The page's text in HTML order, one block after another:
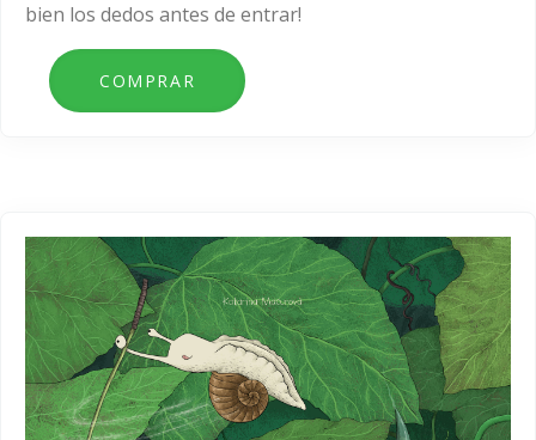
bien los dedos antes de entrar!